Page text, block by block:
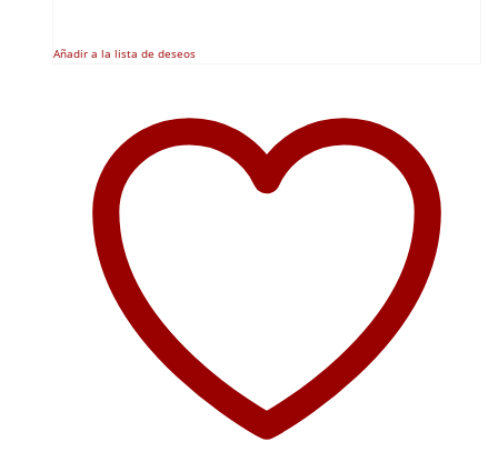
Añadir a la lista de deseos